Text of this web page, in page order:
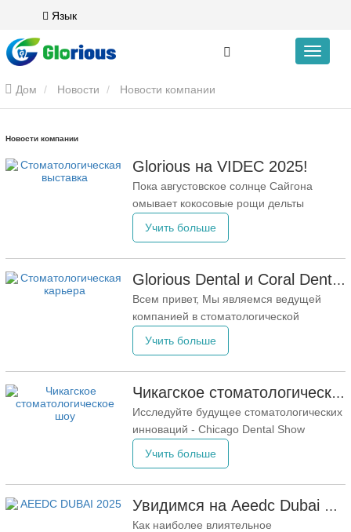
Язык
Дом Новости Новости компании
Новости компании
Glorious на VIDEC 2025!
Пока августовское солнце Сайгона
омывает кокосовые рощи дельты
ежегодную стоматологическую феерию:
компания Glorious Dental с новой
проехала 1500 километров, чтобы
встретиться с вами на стенде E70 на
Учить больше
Glorious Dental и Coral Dental объединяют усилия для защиты вашей стоматологической карьеры
Всем привет, Мы являемся ведущей
компанией в стоматологической
предоставление комплексных решений
использованием передовых технологий
поддерживать стоматологов,
предоставляя высококачественные
продукты и
Учить больше
Чикагское стоматологическое шоу приглашает вас присоединиться к нам!
Исследуйте будущее стоматологических
инноваций - Chicago Dental Show
Уважаемые стоматологические
160 -й Чикагское стоматологическое шоу
(CDS Mid Winter Meeting), одно из
Учить больше
Увидимся на Aeedc Dubai 2025!
Как наиболее влиятельное